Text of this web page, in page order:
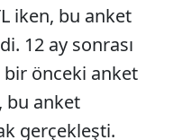
iken, bu anket
12 ay sonrası
önceki anket
bu anket
gerçekleşti.